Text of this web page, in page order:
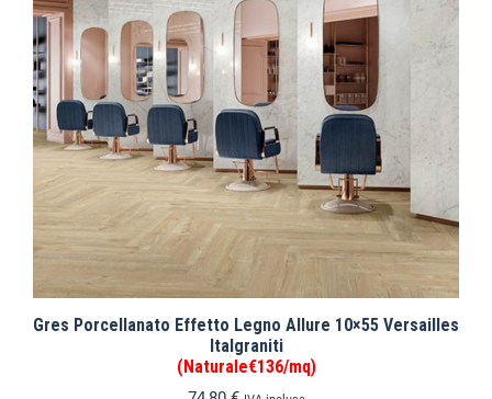
Gres Porcellanato Effetto Legno Allure 10×55 Versailles
Italgraniti
(Naturale€136/mq)